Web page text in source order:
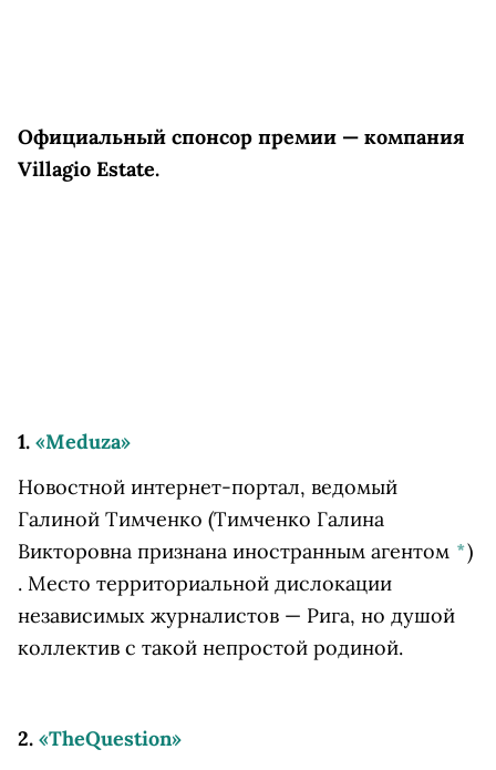
Официальный спонсор премии — компания
Villagio Estate.
1. «Мeduza»
Новостной интернет-портал, ведомый
Галиной Тимченко (Тимченко Галина
Викторовна признана иностранным агентом *)
. Место территориальной дислокации
независимых журналистов — Рига, но душой
коллектив с такой непростой родиной.
2. «TheQuestion»